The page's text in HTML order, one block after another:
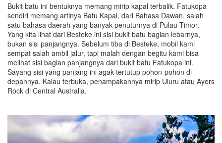
Bukit batu ini bentuknya memang mirip kapal terbalik. Fatukopa
sendiri memang artinya Batu Kapal, dari Bahasa Dawan, salah
satu bahasa daerah yang banyak penuturnya di Pulau Timor.
Yang kita lihat dari Besteke ini sisi bukit batu bagian lebarnya,
bukan sisi panjangnya. Sebelum tiba di Besteke, mobil kami
sempat salah ambil jalur, tapi malah dengan begitu kami bisa
melihat sisi bagian panjangnya dari bukit batu Fatukopa ini.
Sayang sisi yang panjang ini agak tertutup pohon-pohon di
depannya. Kalau terbuka, penampakannya mirip Uluru atau Ayers
Rock di Central Australia.